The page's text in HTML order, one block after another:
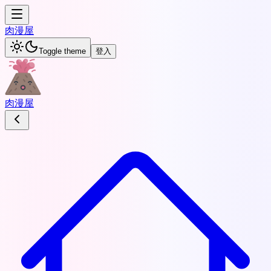
肉漫屋
Toggle theme 登入
肉漫屋